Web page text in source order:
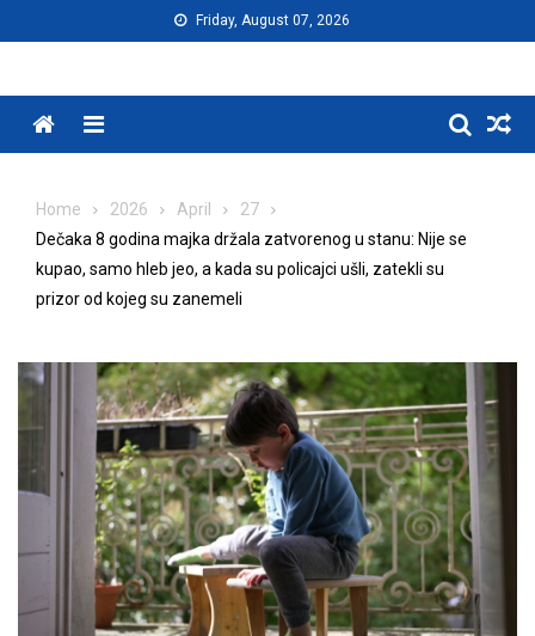
to
Friday, August 07, 2026
Menu
Home 2026 April
27
Dečaka 8 godina majka držala zatvorenog u stanu: Nije se
kupao, samo hleb jeo, a kada su policajci ušli, zatekli su
prizor od kojeg su zanemeli